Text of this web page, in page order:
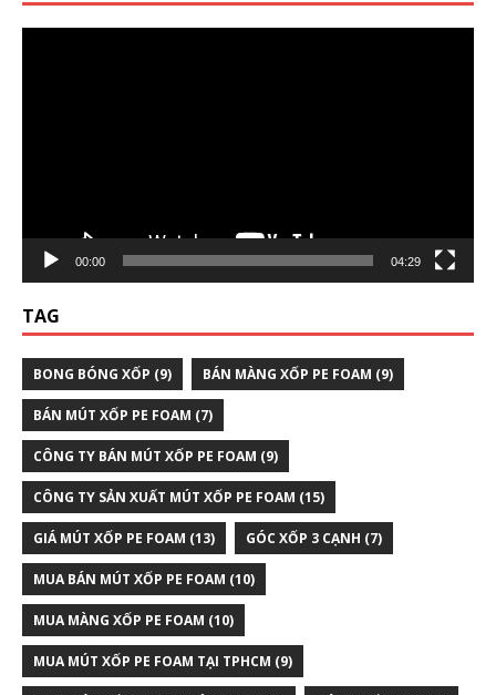
00:00 04:29
TAG
BONG BÓNG XỐP (9) BÁN MÀNG XỐP PE FOAM (9)
BÁN MÚT XỐP PE FOAM (7)
CÔNG TY BÁN MÚT XỐP PE FOAM (9)
CÔNG TY SẢN XUẤT MÚT XỐP PE FOAM (15)
GIÁ MÚT XỐP PE FOAM (13) GÓC XỐP 3 CẠNH (7)
MUA BÁN MÚT XỐP PE FOAM (10)
MUA MÀNG XỐP PE FOAM (10)
MUA MÚT XỐP PE FOAM TẠI TPHCM (9)